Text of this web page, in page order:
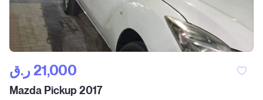
ر.ق‎ 21,000
Mazda Pickup 2017